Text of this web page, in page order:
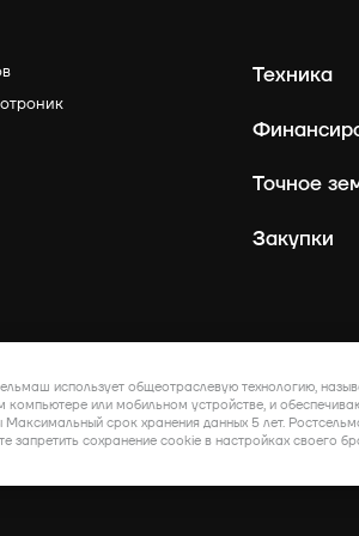
Техника
Точное
Закупки
использует общеотраслевую технологию,
компьютере или мобильном устройстве, и
Максимальный срок хранения данных 5 лет.
запретить сохранение cookie в настройках своего